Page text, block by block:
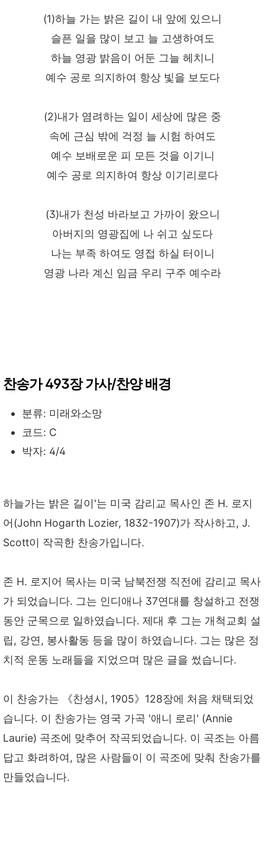
(1)하늘 가는 밝은 길이 내 앞에 있으니
슬픈 일을 많이 보고 늘 고생하여도
하늘 영광 밝음이 어둔 그늘 헤치니
예수 공로 의지하여 항상 빛을 보도다
(2)내가 염려하는 일이 세상에 많은 중
속에 근심 밖에 걱정 늘 시험 하여도
예수 보배로운 피 모든 것을 이기니
예수 공로 의지하여 항상 이기리로다
(3)내가 천성 바라보고 가까이 왔으니
아버지의 영광집에 나 쉬고 싶도다
나는 부족 하여도 영접 하실 터이니
영광 나라 계신 임금 우리 구주 예수라
찬송가 493장 가사/찬양 배경
분류: 미래와소망
코드: C
박자: 4/4
하늘가는 밝은 길이'는 미국 감리교 목사인 존 H. 로지
어(John Hogarth Lozier, 1832-1907)가 작사하고, J.
Scott이 작곡한 찬송가입니다.
존 H. 로지어 목사는 미국 남북전쟁 직전에 감리교 목사
가 되었습니다. 그는 인디애나 37연대를 창설하고 전쟁
동안 군목으로 일하였습니다. 제대 후 그는 개척교회 설
립, 강연, 봉사활동 등을 많이 하였습니다. 그는 많은 정
치적 운동 노래들을 지었으며 많은 글을 썼습니다.
이 찬송가는 《찬셩시, 1905》128장에 처음 채택되었
습니다. 이 찬송가는 영국 가곡 '애니 로리' (Annie
Laurie) 곡조에 맞추어 작곡되었습니다. 이 곡조는 아름
답고 화려하여, 많은 사람들이 이 곡조에 맞춰 찬송가를
만들었습니다.